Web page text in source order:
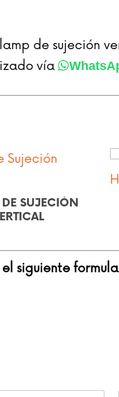
de sujeción
vía
SUJECIÓN
siguiente